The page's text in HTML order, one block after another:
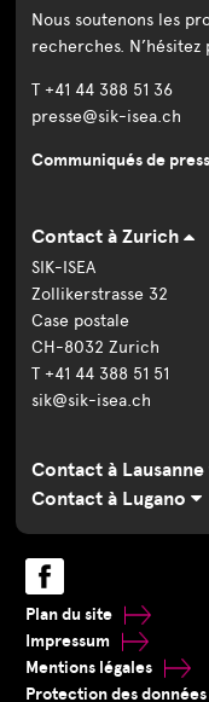
Nous soutenons les
recherches. N’hésitez
T +41 44 388 51 36
presse@sik-isea.ch
Communiqués de
Contact à Zurich
SIK-ISEA
Zollikerstrasse 32
Case postale
CH-8032 Zurich
T +41 44 388 51 51
sik@sik-isea.ch
Contact à Lausanne
Contact à Lugano
Plan du site
Impressum
Mentions légales
Protection des données